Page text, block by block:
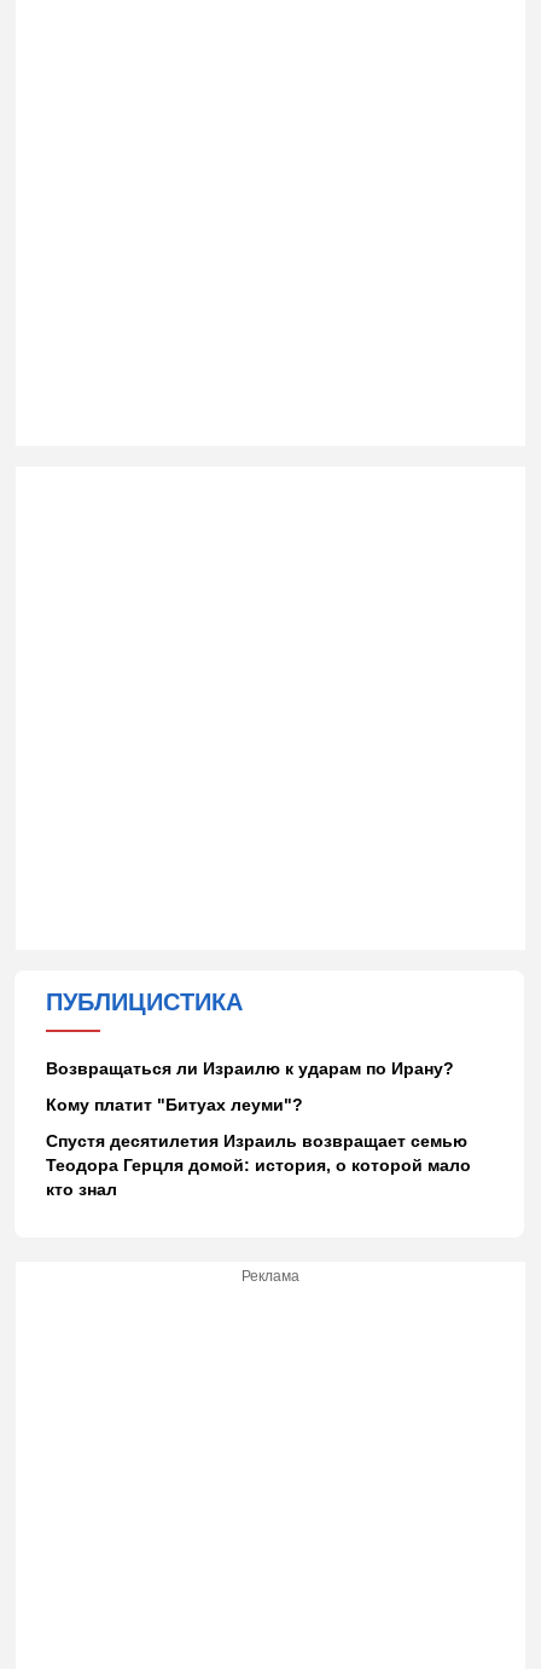
ПУБЛИЦИСТИКА
Возвращаться ли Израилю к ударам по Ирану?
Кому платит "Битуах леуми"?
Спустя десятилетия Израиль возвращает семью
Теодора Герцля домой: история, о которой мало
кто знал
Реклама